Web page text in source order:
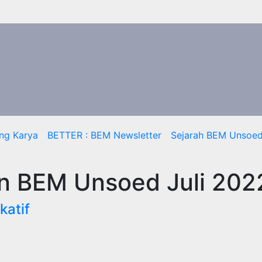
Karya BETTER : BEM Newsletter Sejarah BEM
BEM Unsoed Juli